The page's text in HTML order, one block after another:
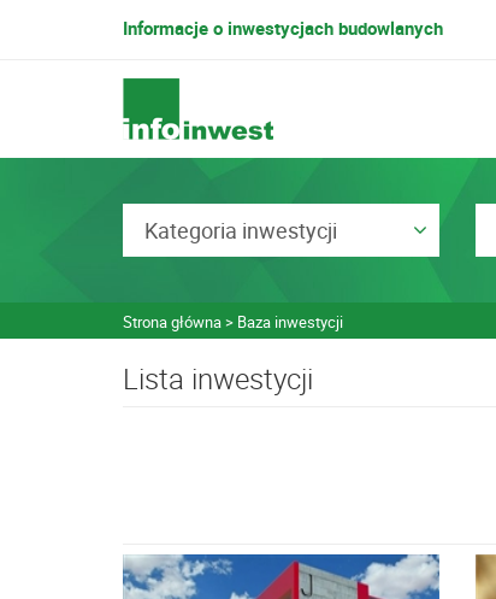
Informacje o inwestycjach budowlanych
Kategoria inwestycji
Strona główna Baza inwestycji
Lista inwestycji